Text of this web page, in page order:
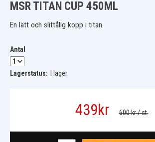
MSR TITAN CUP 450ML
En lätt och slittålig kopp i titan.
Antal
Lagerstatus: I lager
439kr 600 kr/ st.